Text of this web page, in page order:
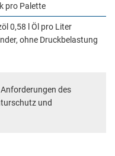
pro Palette
0,58 l Öl pro Liter
ohne Druckbelastung
des
und
der Website benötigt und